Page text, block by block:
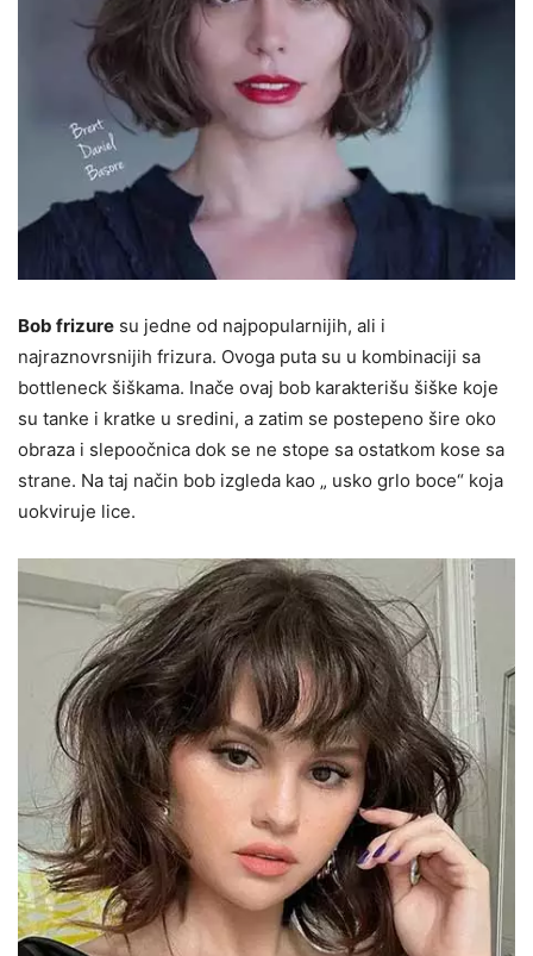
Bob frizure su jedne od najpopularnijih, ali i
najraznovrsnijih frizura. Ovoga puta su u kombinaciji sa
bottleneck šiškama. Inače ovaj bob karakterišu šiške koje
su tanke i kratke u sredini, a zatim se postepeno šire oko
obraza i slepoočnica dok se ne stope sa ostatkom kose sa
strane. Na taj način bob izgleda kao „ usko grlo boce“ koja
uokviruje lice.